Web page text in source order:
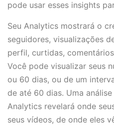
pode usar esses insights
Seu Analytics mostrará o
seguidores, visualizações
perfil, curtidas,
Você pode visualizar seus
ou 60 dias, ou de um
de até 60 dias. Uma
Analytics revelará onde
seus vídeos, de onde eles